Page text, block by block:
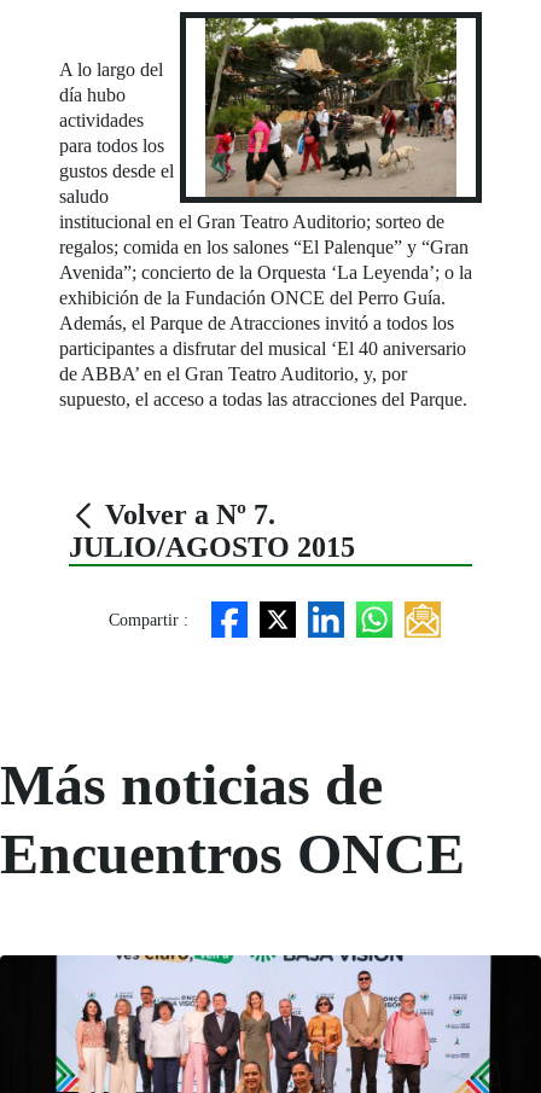
A lo largo del
día hubo
actividades
para todos los
gustos desde el
saludo
institucional en el Gran Teatro Auditorio; sorteo de
regalos; comida en los salones “El Palenque” y “Gran
Avenida”; concierto de la Orquesta ‘La Leyenda’; o la
exhibición de la Fundación ONCE del Perro Guía.
Además, el Parque de Atracciones invitó a todos los
participantes a disfrutar del musical ‘El 40 aniversario
de ABBA’ en el Gran Teatro Auditorio, y, por
supuesto, el acceso a todas las atracciones del Parque.
Volver a Nº 7.
JULIO/AGOSTO 2015
Compartir :
Más noticias de
Encuentros ONCE